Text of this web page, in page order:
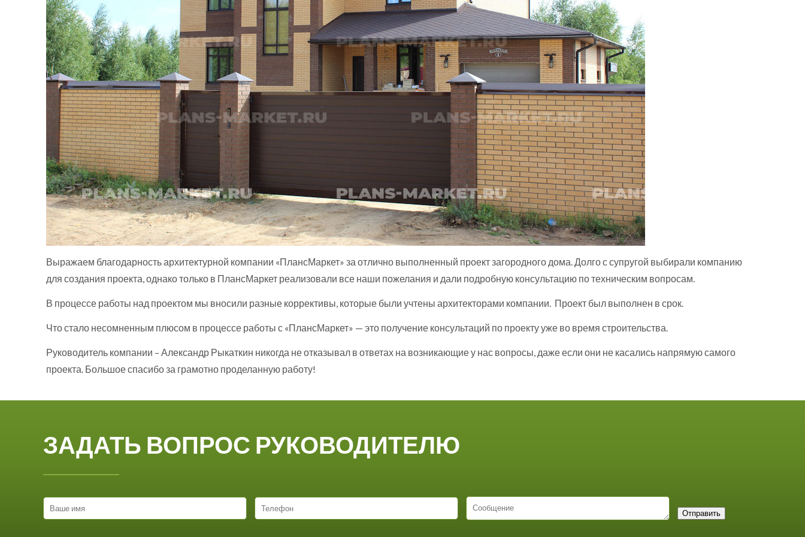
Выражаем благодарность архитектурной компании «ПлансМаркет» за отлично выполненный проект загородного дома. Долго с супругой выбирали компанию
для создания проекта, однако только в ПлансМаркет реализовали все наши пожелания и дали подробную консультацию по техническим вопросам.
В процессе работы над проектом мы вносили разные коррективы, которые были учтены архитекторами компании. Проект был выполнен в срок.
Что стало несомненным плюсом в процессе работы с «ПлансМаркет» — это получение консультаций по проекту уже во время строительства.
Руководитель компании – Александр Рыкаткин никогда не отказывал в ответах на возникающие у нас вопросы, даже если они не касались напрямую самого
проекта. Большое спасибо за грамотно проделанную работу!
ЗАДАТЬ ВОПРОС РУКОВОДИТЕЛЮ
Отправить